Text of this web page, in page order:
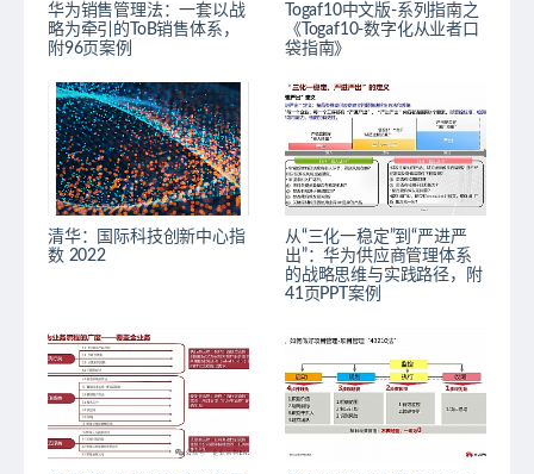
华为销售管理法：一套以战
略为牵引的ToB销售体系，
附96页案例
Togaf10中文版-系列指南之
《Togaf10-数字化从业者口
袋指南》
清华：国际科技创新中心指
数 2022
从“三化一稳定”到“严进严
出”：华为供应商管理体系
的战略思维与实践路径，附
41页PPT案例